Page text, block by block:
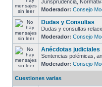
Jurisprudencia,
Moderador: Consejo
Dudas y Consultas
Dudas y consultas
Moderador: Consejo
Anécdotas judiciales
Sentencias polémicas,
Moderador: Consejo
Cuestiones varias